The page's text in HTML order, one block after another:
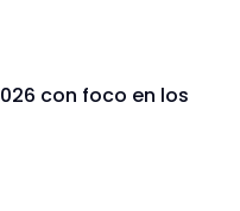
con foco en los